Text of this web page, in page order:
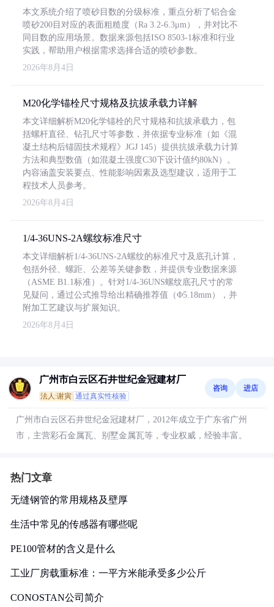
本文系统介绍了喷砂目数的分级标准，重点分析了铝合金
喷砂200目对应的表面粗糙度（Ra 3.2-6.3μm），并对比不
同目数的应用场景。数据来源包括ISO 8503-1标准和行业
实践，帮助用户根据需求选择合适的喷砂参数。
2026年8月4日
M20化学锚栓尺寸规格及抗拔承载力详解
本文详细解析M20化学锚栓的尺寸规格和抗拔承载力，包
括螺杆直径、钻孔尺寸等参数，并依据专业标准（如《混
凝土结构后锚固技术规程》JGJ 145）提供抗拔承载力计算
方法和典型数值（如混凝土强度C30下设计值约80kN）。
内容涵盖安装要点、性能影响因素及选型建议，适用于工
程技术人员参考。
2026年8月4日
1/4-36UNS-2A螺纹标准尺寸
本文详细解析1/4-36UNS-2A螺纹的标准尺寸及底孔计算，
包括外径、螺距、公差等关键参数，并提供专业数据来源
（ASME B1.1标准）。针对1/4-36UNS螺纹底孔尺寸的常
见疑问，通过公式推导给出精确推荐值（Φ5.18mm），并
附加工艺建议与扩展知识。
2026年8月4日
广州市白云区石井世纪金冠建材厂
法人:谢寅 通过真实性核验
咨询 进店
广州市白云区石井世纪金冠建材厂，2012年成立于广东省广州
市，主营彩石金属瓦、别墅金属瓦等，专业权威，经验丰富。
热门文章
无缝钢管的常用规格及壁厚
生活中常见的传感器有哪些呢
PE100管材的含义是什么
工业厂房载重标准：一平方米能承受多少公斤
CONOSTAN公司简介